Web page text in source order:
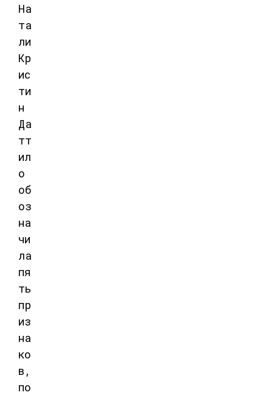
На
та
ли
Кр
ис
ти
н
Да
тт
ил
о
об
оз
на
чи
ла
пя
ть
пр
из
на
ко
в,
по